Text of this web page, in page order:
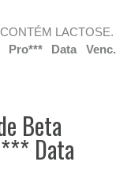
LACTOSE.
Data Venc.
Beta
Data